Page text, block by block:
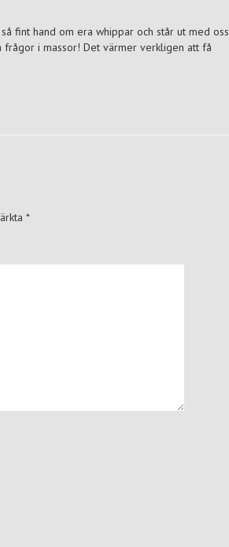
fint hand om era whippar och står ut med oss
i massor! Det värmer verkligen att få
*